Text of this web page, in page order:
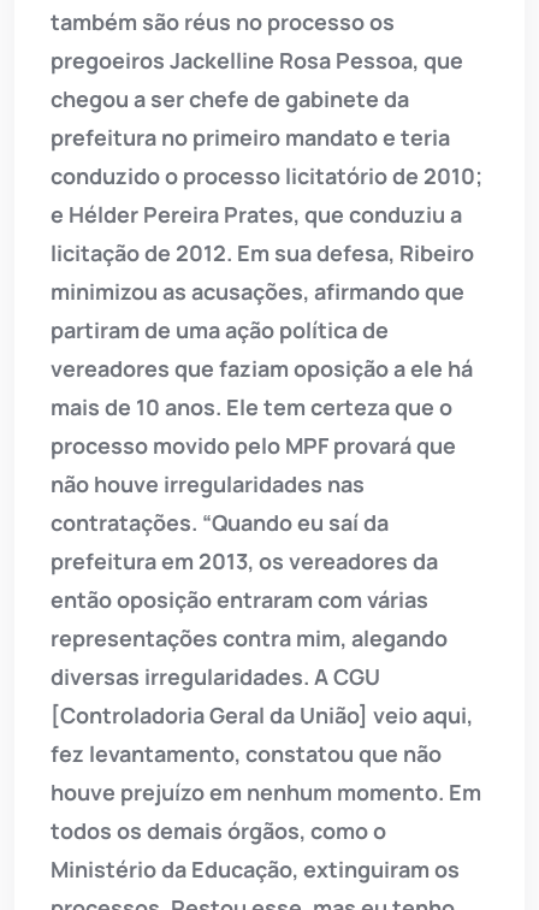
também são réus no processo os
pregoeiros Jackelline Rosa Pessoa, que
chegou a ser chefe de gabinete da
prefeitura no primeiro mandato e teria
conduzido o processo licitatório de 2010;
e Hélder Pereira Prates, que conduziu a
licitação de 2012. Em sua defesa, Ribeiro
minimizou as acusações, afirmando que
partiram de uma ação política de
vereadores que faziam oposição a ele há
mais de 10 anos. Ele tem certeza que o
processo movido pelo MPF provará que
não houve irregularidades nas
contratações. “Quando eu saí da
prefeitura em 2013, os vereadores da
então oposição entraram com várias
representações contra mim, alegando
diversas irregularidades. A CGU
[Controladoria Geral da União] veio aqui,
fez levantamento, constatou que não
houve prejuízo em nenhum momento. Em
todos os demais órgãos, como o
Ministério da Educação, extinguiram os